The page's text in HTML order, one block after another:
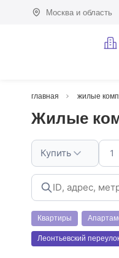
Москва и область
главная жилые
Жилые
Купить 1
Квартиры
Леонтьевский